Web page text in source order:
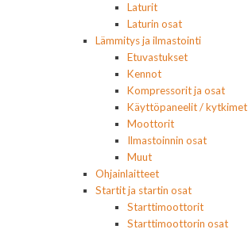
Laturit
Laturin osat
Lämmitys ja ilmastointi
Etuvastukset
Kennot
Kompressorit ja osat
Käyttöpaneelit / kytkimet
Moottorit
Ilmastoinnin osat
Muut
Ohjainlaitteet
Startit ja startin osat
Starttimoottorit
Starttimoottorin osat